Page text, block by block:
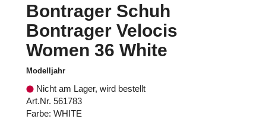
Bontrager Schuh
Bontrager Velocis
Women 36 White
Modelljahr
Nicht am Lager, wird bestellt
Art.Nr. 561783
Farbe: WHITE